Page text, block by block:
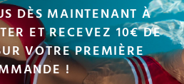
DÈS MAINTENANT À
ET RECEVEZ 10€ DE
VOTRE PREMIÈRE
!